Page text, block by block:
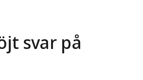
svar på